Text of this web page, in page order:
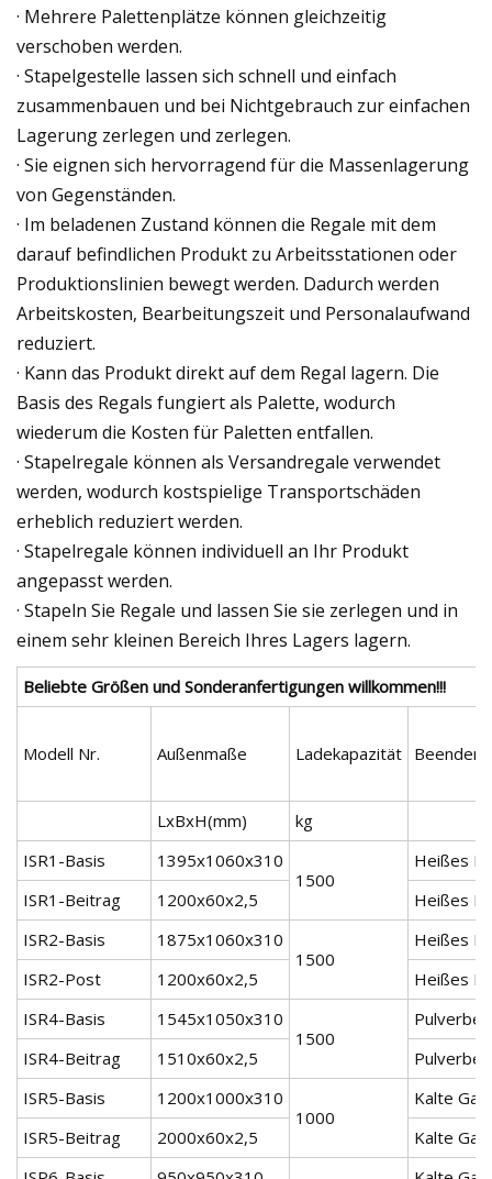
· Mehrere Palettenplätze können gleichzeitig
verschoben werden.
· Stapelgestelle lassen sich schnell und einfach
zusammenbauen und bei Nichtgebrauch zur einfachen
Lagerung zerlegen und zerlegen.
· Sie eignen sich hervorragend für die Massenlagerung
von Gegenständen.
· Im beladenen Zustand können die Regale mit dem
darauf befindlichen Produkt zu Arbeitsstationen oder
Produktionslinien bewegt werden. Dadurch werden
Arbeitskosten, Bearbeitungszeit und Personalaufwand
reduziert.
· Kann das Produkt direkt auf dem Regal lagern. Die
Basis des Regals fungiert als Palette, wodurch
wiederum die Kosten für Paletten entfallen.
· Stapelregale können als Versandregale verwendet
werden, wodurch kostspielige Transportschäden
erheblich reduziert werden.
· Stapelregale können individuell an Ihr Produkt
angepasst werden.
· Stapeln Sie Regale und lassen Sie sie zerlegen und in
einem sehr kleinen Bereich Ihres Lagers lagern.
Beliebte Größen und Sonderanfertigungen willkommen!!!
Modell Nr. Außenmaße Ladekapazität Beenden
LxBxH(mm)
kg
ISR1-Basis
1395x1060x310
1500
Heißes
ISR1-Beitrag
1200x60x2,5
Heißes
ISR2-Basis
1875x1060x310
1500
Heißes
ISR2-Post
1200x60x2,5
Heißes
ISR4-Basis
1545x1050x310
1500
ISR4-Beitrag
1510x60x2,5
ISR5-Basis
1200x1000x310
1000
Kalte Gal
ISR5-Beitrag
2000x60x2,5
Kalte Gal